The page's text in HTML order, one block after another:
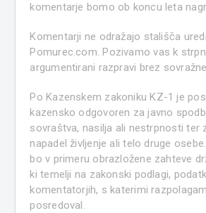
komentarje bomo ob koncu leta
Komentarji ne odražajo stališča
Pomurec.com. Pozivamo vas k
argumentirani razpravi brez
Po Kazenskem zakoniku KZ-1 je
kazensko odgovoren za javno
sovraštva, nasilja ali nestrpnosti ter
napadel življenje ali telo druge
bo v primeru obrazložene zahteve
ki temelji na zakonski podlagi,
komentatorjih, s katerimi
posredoval.